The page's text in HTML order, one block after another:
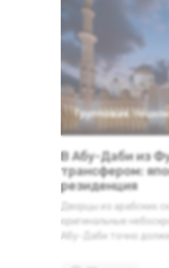
Групповая пешком
В Абу-Даби из
трансфером:
резиденция
Дворцы из арабских
оригинальные
Абу-Даби точно